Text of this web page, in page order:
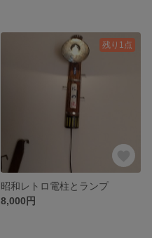
残り1点
昭和レトロ電柱とランプ
8,000円